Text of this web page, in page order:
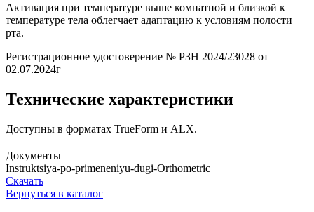
Активация при температуре выше комнатной и близкой к
температуре тела облегчает адаптацию к условиям полости
рта.
Регистрационное удостоверение № РЗН 2024/23028 от
02.07.2024г
Технические характеристики
Доступны в форматах TrueForm и ALX.
Документы
Instruktsiya-po-primeneniyu-dugi-Orthometric
Скачать
Вернуться в каталог